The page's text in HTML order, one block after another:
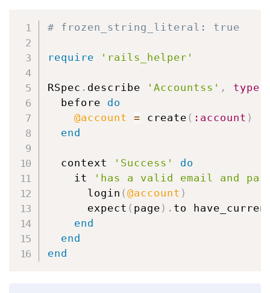
# frozen_string_literal: true
require 'rails_helper'
RSpec . describe 'Accountss' , type
  before
do
@account
= create ( :account )
end
  context
'Success'
do
    it
'has a valid email and
      login
( @account )
      expect
( page ) . to
end
end
end